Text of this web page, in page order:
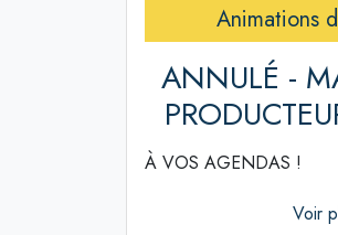
Animations
ANNULÉ -
À VOS AGENDAS !
Voir